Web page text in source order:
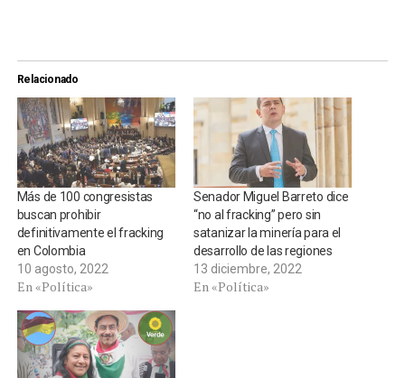
Relacionado
Más de 100 congresistas
buscan prohibir
definitivamente el fracking
en Colombia
10 agosto, 2022
En «Política»
Senador Miguel Barreto dice
“no al fracking” pero sin
satanizar la minería para el
desarrollo de las regiones
13 diciembre, 2022
En «Política»